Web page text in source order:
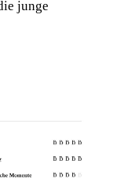
junge